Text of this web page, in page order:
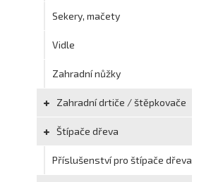
Sekery, mačety
Vidle
Zahradní nůžky
Zahradní drtiče / štěpkovače
Štípače dřeva
Příslušenství pro štípače dřeva